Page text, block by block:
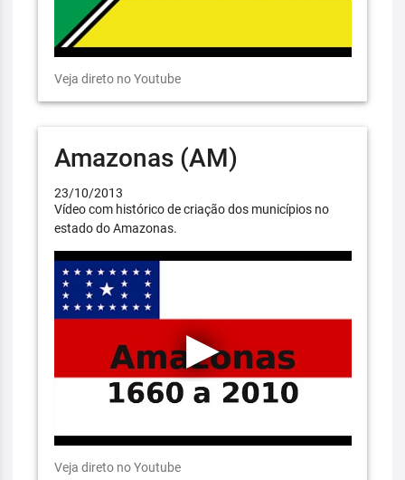
Veja direto no Youtube
Amazonas (AM)
23/10/2013
Vídeo com histórico de criação dos municípios no
estado do Amazonas.
Veja direto no Youtube